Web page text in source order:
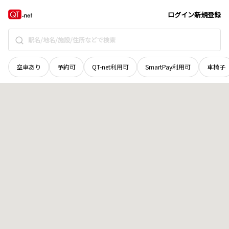
ログイン新規登録
空車あり 予約可 QT-net利用可 SmartPay利用可 車椅子
栃木県